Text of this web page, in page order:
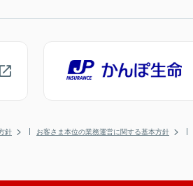
針 お客さま本位の業務運営に関する基本方針